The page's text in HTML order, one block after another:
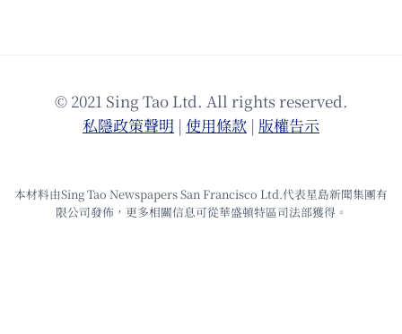
© 2021 Sing Tao Ltd. All rights reserved.
私隱政策聲明 | 使⽤條款 | 版權告⽰
本材料由Sing Tao Newspapers San Francisco Ltd.代表星島新聞集團有
限公司發佈，更多相關信息可從華盛頓特區司法部獲得。